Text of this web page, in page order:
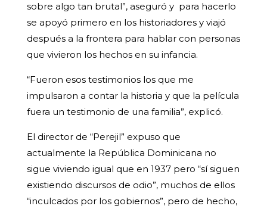
sobre algo tan brutal”, aseguró y para hacerlo
se apoyó primero en los historiadores y viajó
después a la frontera para hablar con personas
que vivieron los hechos en su infancia.
“Fueron esos testimonios los que me
impulsaron a contar la historia y que la película
fuera un testimonio de una familia”, explicó.
El director de “Perejil” expuso que
actualmente la República Dominicana no
sigue viviendo igual que en 1937 pero “sí siguen
existiendo discursos de odio”, muchos de ellos
“inculcados por los gobiernos”, pero de hecho,